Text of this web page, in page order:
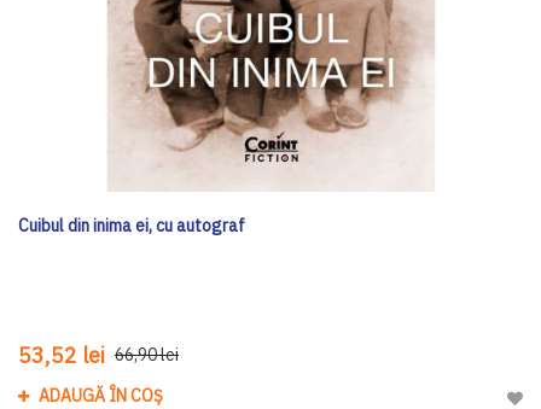
Cuibul din inima ei, cu autograf
53,52 lei 66,90 lei
ADAUGĂ ÎN COȘ